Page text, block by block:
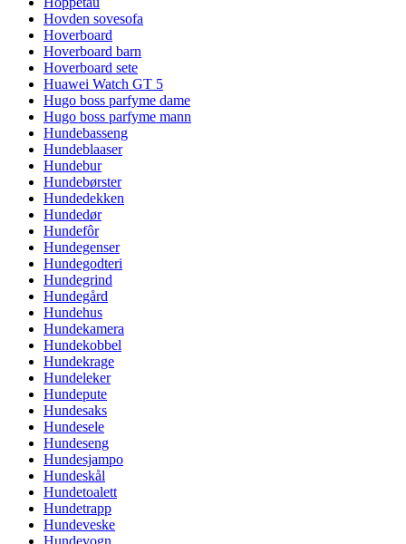
Hovden sovesofa
Hoverboard
Hoverboard barn
Hoverboard sete
Huawei Watch GT 5
Hugo boss parfyme dame
Hugo boss parfyme mann
Hundebasseng
Hundeblaaser
Hundebur
Hundebørster
Hundedekken
Hundedør
Hundefôr
Hundegenser
Hundegodteri
Hundegrind
Hundegård
Hundehus
Hundekamera
Hundekobbel
Hundekrage
Hundeleker
Hundepute
Hundesaks
Hundesele
Hundeseng
Hundesjampo
Hundeskål
Hundetoalett
Hundetrapp
Hundeveske
Hundevogn